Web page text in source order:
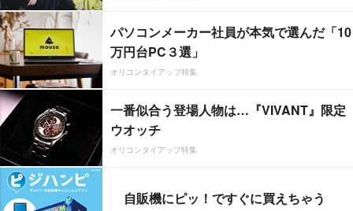
パソコンメーカー社員が本気で選んだ「10
万円台PC３選」
オリコンタイアップ特集
一番似合う登場人物は…『VIVANT』限定
ウオッチ
オリコンタイアップ特集
自販機にピッ！ですぐに買えちゃう